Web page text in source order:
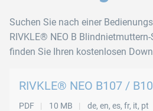
Suchen Sie nach einer
RIVKLE® NEO B
finden Sie Ihren kostenlosen
RIVKLE® NEO B107 /
PDF 10 MB de, en, es, fr, it, pt